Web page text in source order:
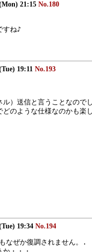
21:15 No.180
すね♪
19:11 No.193
）送信と言うことなので
のような仕様なのかも楽し
19:34 No.194
なぜか復調されません。.